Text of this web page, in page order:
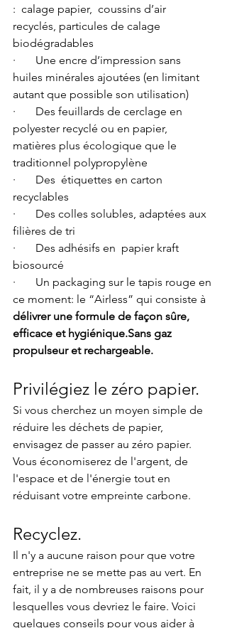
:  calage papier,  coussins d’air
recyclés, particules de calage
biodégradables
·       Une encre d’impression sans
huiles minérales ajoutées (en limitant
autant que possible son utilisation)
·       Des feuillards de cerclage en
polyester recyclé ou en papier,
matières plus écologique que le
traditionnel polypropylène
·       Des  étiquettes en carton
recyclables
·       Des colles solubles, adaptées aux
filières de tri
·       Des adhésifs en  papier kraft
biosourcé
·       Un packaging sur le tapis rouge en
ce moment: le “Airless” qui consiste à
délivrer une formule de façon sûre,
efficace et hygiénique.Sans gaz
propulseur et rechargeable.
Privilégiez le zéro papier.
Si vous cherchez un moyen simple de
réduire les déchets de papier,
envisagez de passer au zéro papier.
Vous économiserez de l'argent, de
l'espace et de l'énergie tout en
réduisant votre empreinte carbone.
Recyclez.
Il n'y a aucune raison pour que votre
entreprise ne se mette pas au vert. En
fait, il y a de nombreuses raisons pour
lesquelles vous devriez le faire. Voici
quelques conseils pour vous aider à